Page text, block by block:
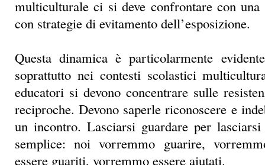
reciproche. Devono saperle riconoscere e
un incontro. Lasciarsi guardare per
semplice: noi vorremmo guarire,
essere guariti, vorremmo essere aiutati.
Le malattie dell’identità di cui ci parla
che interessano anche ruoli professionali
competenze specialistiche e responsabilità